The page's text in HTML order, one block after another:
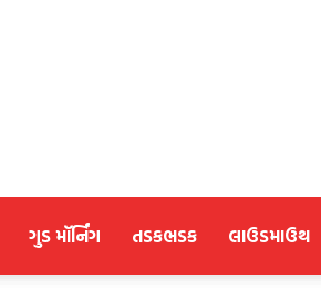
ગુડ મૉર્નિંગ તડકભડક લાઉડમાઉથ